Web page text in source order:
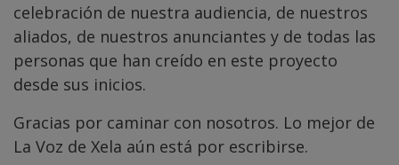
celebración de nuestra audiencia, de nuestros
aliados, de nuestros anunciantes y de todas las
personas que han creído en este proyecto
desde sus inicios.
Gracias por caminar con nosotros. Lo mejor de
La Voz de Xela aún está por escribirse.